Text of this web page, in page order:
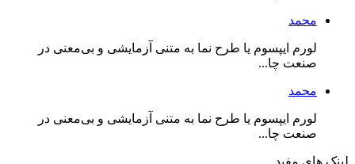
محمد
لورم ایپسوم یا طرح‌ نما به متنی آزمایشی و بی‌معنی در
صنعت چا...
محمد
لورم ایپسوم یا طرح‌ نما به متنی آزمایشی و بی‌معنی در
صنعت چا...
لینک های مفید